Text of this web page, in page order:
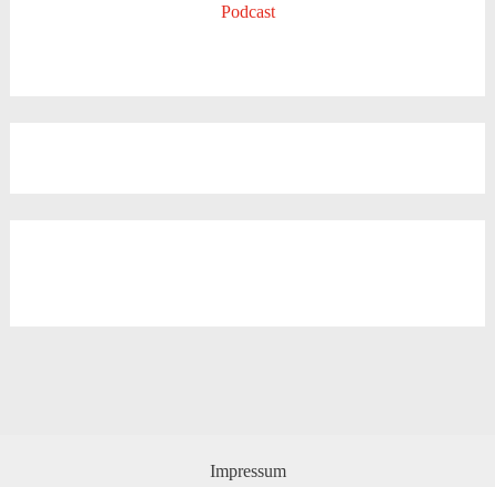
Podcast
Impressum